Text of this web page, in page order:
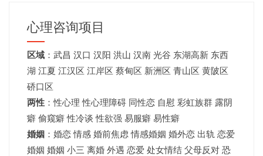
心理咨询项目
区域 ： 武昌 汉口 汉阳 洪山 汉南 光谷 东湖高新 东西
湖 江夏 江汉区 江岸区 蔡甸区 新洲区 青山区 黄陂区
硚口区
两性 ：性心理 性心理障碍 同性恋 自慰 彩虹族群 露阴
癖 偷窥癖 性冷谈 性欲强 易服癖 易性癖
婚姻 ：婚恋 情感 婚前焦虑 情感婚姻 婚外恋 出轨 恋爱
婚姻 婚姻 小三 离婚 外遇 恋爱 处女情结 父母反对 恐